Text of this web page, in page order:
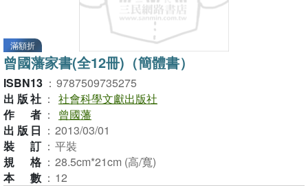
滿額折
曾國藩家書(全12冊)（簡體書）
ISBN13 ： 9787509735275
出版社 ： 社會科學文獻出版社
作者 ：
曾國藩
出版日 ： 2013/03/01
裝訂 ： 平裝
規格 ： 28.5cm*21cm (高/寬)
本數 ： 12